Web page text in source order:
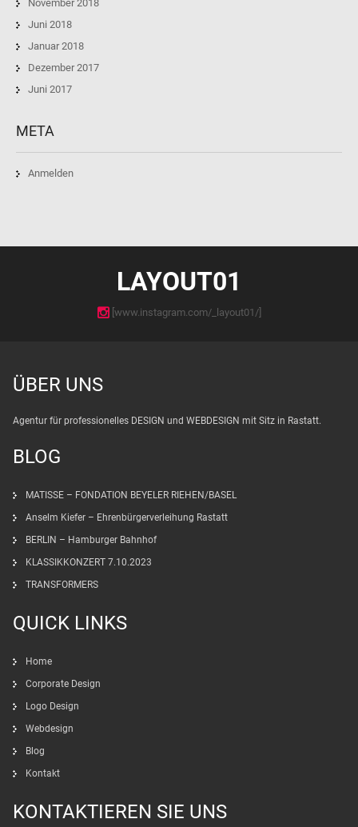
November 2018
Juni 2018
Januar 2018
Dezember 2017
Juni 2017
META
Anmelden
LAYOUT01
[www.instagram.com/_layout01/]
ÜBER UNS
Agentur für professionelles DESIGN und WEBDESIGN mit Sitz in Rastatt.
BLOG
MATISSE – FONDATION BEYELER RIEHEN/BASEL
Anselm Kiefer – Ehrenbürgerverleihung Rastatt
BERLIN – Hamburger Bahnhof
KLASSIKKONZERT 7.10.2023
TRANSFORMERS
QUICK LINKS
Home
Corporate Design
Logo Design
Webdesign
Blog
Kontakt
KONTAKTIEREN SIE UNS